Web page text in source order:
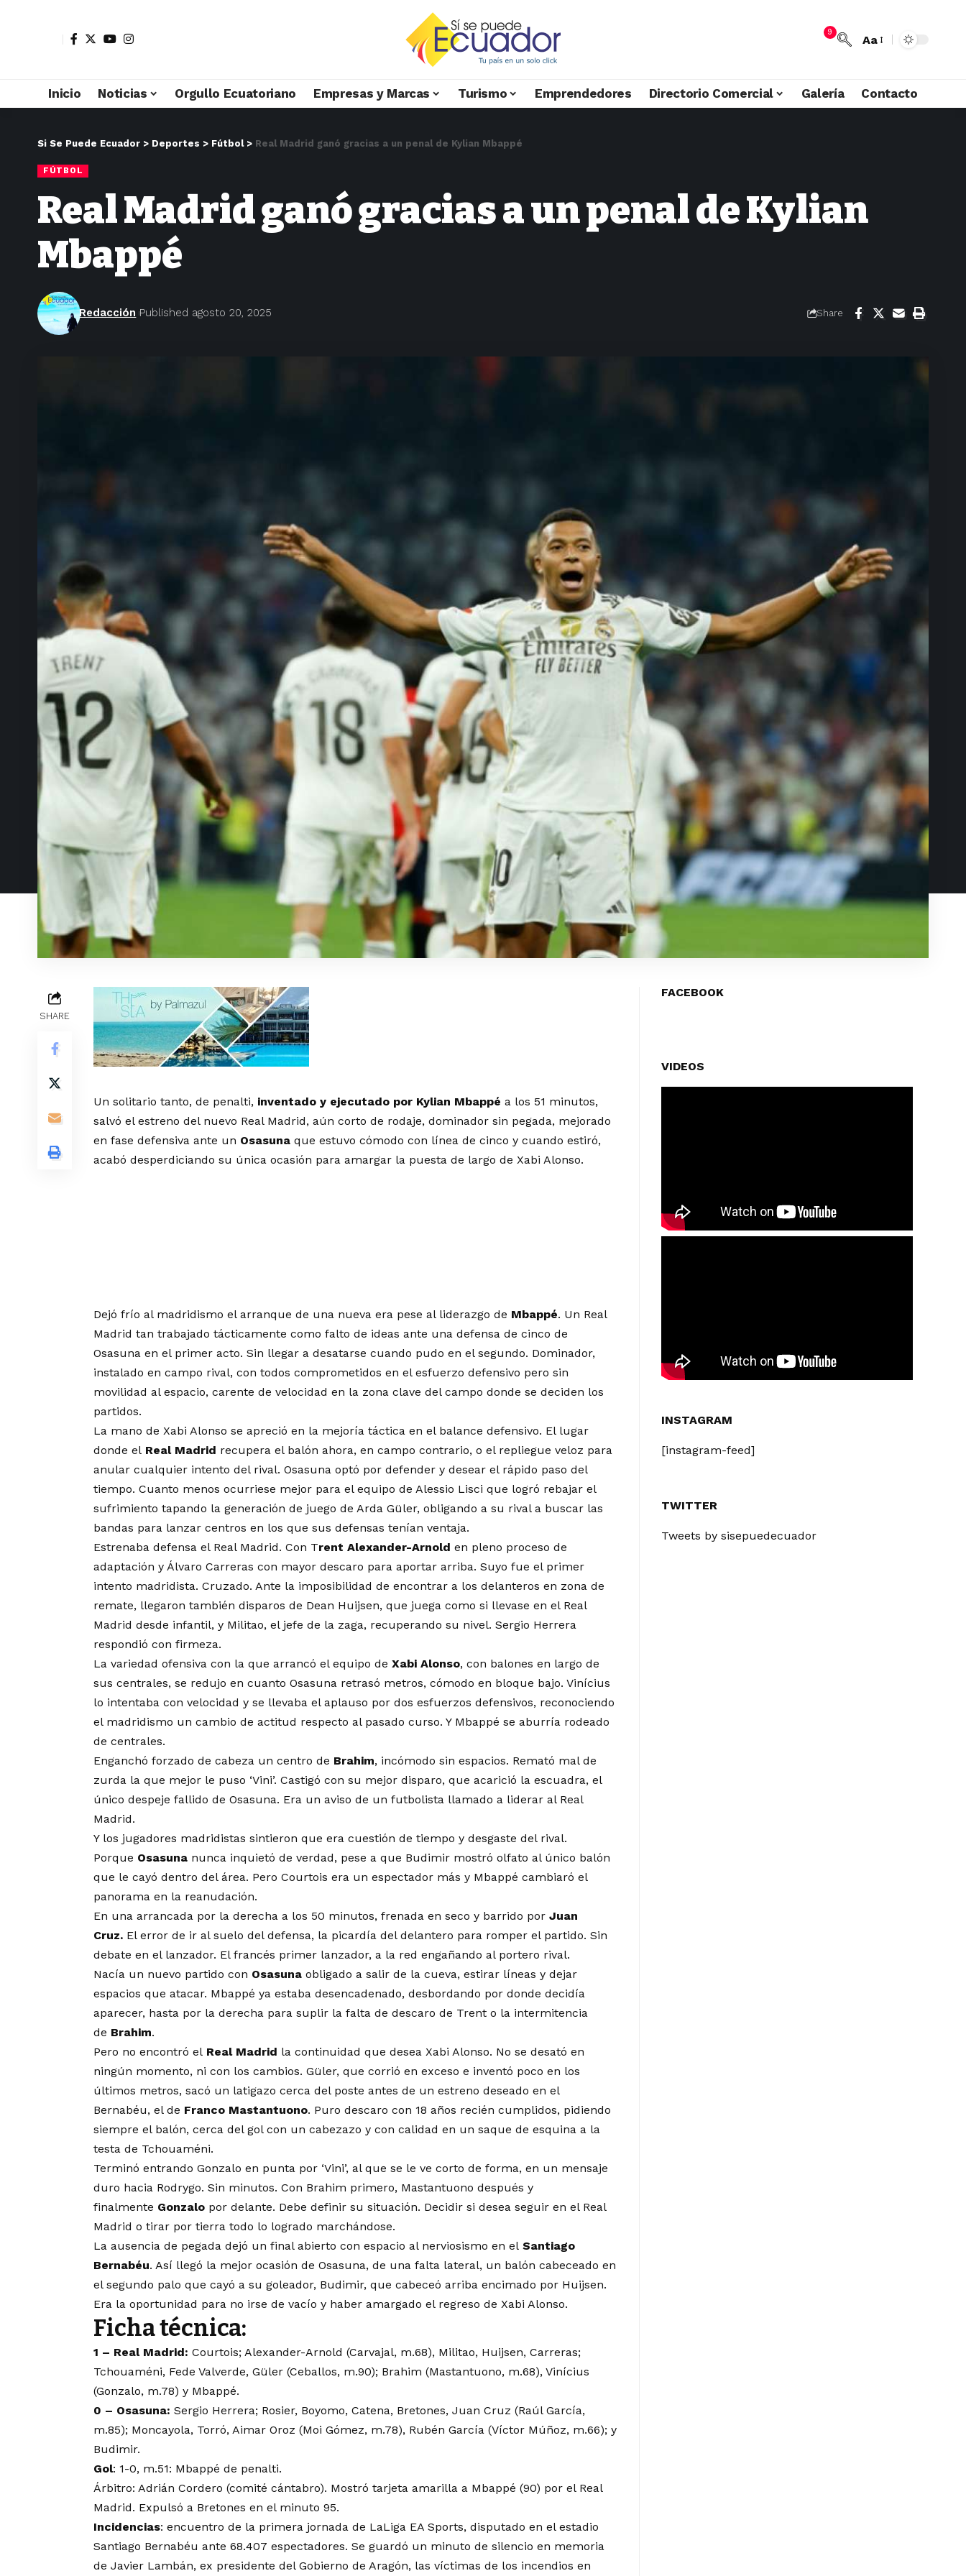
9
Aa
Inicio Noticias Orgullo Ecuatoriano Empresas y Marcas Turismo Emprendedores Directorio Comercial Galería Contacto
Si Se Puede Ecuador > Deportes > Fútbol> Real Madrid ganó gracias a un penal de Kylian Mbappé
FÚTBOL
Real Madrid ganó gracias a un penal de Kylian
Mbappé
Redacción Published agosto 20, 2025 Share
SHARE
Un solitario tanto, de penalti, inventado y ejecutado por Kylian Mbappé a los 51 minutos,
salvó el estreno del nuevo Real Madrid, aún corto de rodaje, dominador sin pegada, mejorado
en fase defensiva ante un Osasuna que estuvo cómodo con línea de cinco y cuando estiró,
acabó desperdiciando su única ocasión para amargar la puesta de largo de Xabi Alonso.
Dejó frío al madridismo el arranque de una nueva era pese al liderazgo de Mbappé. Un Real
Madrid tan trabajado tácticamente como falto de ideas ante una defensa de cinco de
Osasuna en el primer acto. Sin llegar a desatarse cuando pudo en el segundo. Dominador,
instalado en campo rival, con todos comprometidos en el esfuerzo defensivo pero sin
movilidad al espacio, carente de velocidad en la zona clave del campo donde se deciden los
partidos.
La mano de Xabi Alonso se apreció en la mejoría táctica en el balance defensivo. El lugar
donde el Real Madrid recupera el balón ahora, en campo contrario, o el repliegue veloz para
anular cualquier intento del rival. Osasuna optó por defender y desear el rápido paso del
tiempo. Cuanto menos ocurriese mejor para el equipo de Alessio Lisci que logró rebajar el
sufrimiento tapando la generación de juego de Arda Güler, obligando a su rival a buscar las
bandas para lanzar centros en los que sus defensas tenían ventaja.
Estrenaba defensa el Real Madrid. Con Trent Alexander-Arnold en pleno proceso de
adaptación y Álvaro Carreras con mayor descaro para aportar arriba. Suyo fue el primer
intento madridista. Cruzado. Ante la imposibilidad de encontrar a los delanteros en zona de
remate, llegaron también disparos de Dean Huijsen, que juega como si llevase en el Real
Madrid desde infantil, y Militao, el jefe de la zaga, recuperando su nivel. Sergio Herrera
respondió con firmeza.
La variedad ofensiva con la que arrancó el equipo de Xabi Alonso, con balones en largo de
sus centrales, se redujo en cuanto Osasuna retrasó metros, cómodo en bloque bajo. Vinícius
lo intentaba con velocidad y se llevaba el aplauso por dos esfuerzos defensivos, reconociendo
el madridismo un cambio de actitud respecto al pasado curso. Y Mbappé se aburría rodeado
de centrales.
Enganchó forzado de cabeza un centro de Brahim, incómodo sin espacios. Remató mal de
zurda la que mejor le puso ‘Vini’. Castigó con su mejor disparo, que acarició la escuadra, el
único despeje fallido de Osasuna. Era un aviso de un futbolista llamado a liderar al Real
Madrid.
Y los jugadores madridistas sintieron que era cuestión de tiempo y desgaste del rival.
Porque Osasuna nunca inquietó de verdad, pese a que Budimir mostró olfato al único balón
que le cayó dentro del área. Pero Courtois era un espectador más y Mbappé cambiaró el
panorama en la reanudación.
En una arrancada por la derecha a los 50 minutos, frenada en seco y barrido por Juan
Cruz. El error de ir al suelo del defensa, la picardía del delantero para romper el partido. Sin
debate en el lanzador. El francés primer lanzador, a la red engañando al portero rival.
Nacía un nuevo partido con Osasuna obligado a salir de la cueva, estirar líneas y dejar
espacios que atacar. Mbappé ya estaba desencadenado, desbordando por donde decidía
aparecer, hasta por la derecha para suplir la falta de descaro de Trent o la intermitencia
de Brahim.
Pero no encontró el Real Madrid la continuidad que desea Xabi Alonso. No se desató en
ningún momento, ni con los cambios. Güler, que corrió en exceso e inventó poco en los
últimos metros, sacó un latigazo cerca del poste antes de un estreno deseado en el
Bernabéu, el de Franco Mastantuono. Puro descaro con 18 años recién cumplidos, pidiendo
siempre el balón, cerca del gol con un cabezazo y con calidad en un saque de esquina a la
testa de Tchouaméni.
Terminó entrando Gonzalo en punta por ‘Vini’, al que se le ve corto de forma, en un mensaje
duro hacia Rodrygo. Sin minutos. Con Brahim primero, Mastantuono después y
finalmente Gonzalo por delante. Debe definir su situación. Decidir si desea seguir en el Real
Madrid o tirar por tierra todo lo logrado marchándose.
La ausencia de pegada dejó un final abierto con espacio al nerviosismo en el Santiago
Bernabéu. Así llegó la mejor ocasión de Osasuna, de una falta lateral, un balón cabeceado en
el segundo palo que cayó a su goleador, Budimir, que cabeceó arriba encimado por Huijsen.
Era la oportunidad para no irse de vacío y haber amargado el regreso de Xabi Alonso.
Ficha técnica:
1 – Real Madrid: Courtois; Alexander-Arnold (Carvajal, m.68), Militao, Huijsen, Carreras;
Tchouaméni, Fede Valverde, Güler (Ceballos, m.90); Brahim (Mastantuono, m.68), Vinícius
(Gonzalo, m.78) y Mbappé.
0 – Osasuna: Sergio Herrera; Rosier, Boyomo, Catena, Bretones, Juan Cruz (Raúl García,
m.85); Moncayola, Torró, Aimar Oroz (Moi Gómez, m.78), Rubén García (Víctor Múñoz, m.66); y
Budimir.
Gol: 1-0, m.51: Mbappé de penalti.
Árbitro: Adrián Cordero (comité cántabro). Mostró tarjeta amarilla a Mbappé (90) por el Real
Madrid. Expulsó a Bretones en el minuto 95.
Incidencias: encuentro de la primera jornada de LaLiga EA Sports, disputado en el estadio
Santiago Bernabéu ante 68.407 espectadores. Se guardó un minuto de silencio en memoria
de Javier Lambán, ex presidente del Gobierno de Aragón, las víctimas de los incendios en
FACEBOOK
VIDEOS
INSTAGRAM
[instagram-feed]
TWITTER
Tweets by sisepuedecuador